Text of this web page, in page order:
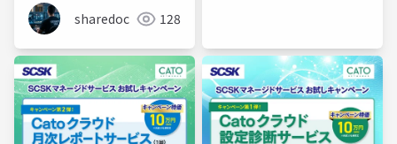
sharedoc 128